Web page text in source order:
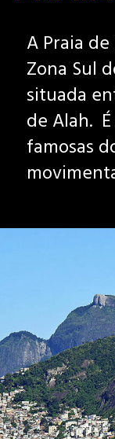
A Praia
Zona Sul
situada
de Alah.
famosas